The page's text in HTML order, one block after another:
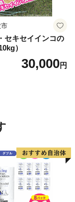
セキセイインコの
）
30,000円